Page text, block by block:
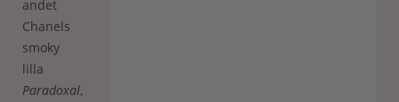
andet
Chanels
smoky
lilla
Paradoxal,